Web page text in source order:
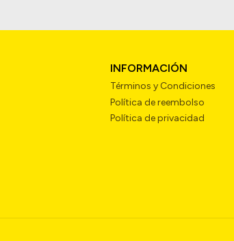
INFORMACIÓN
Términos y Condiciones
Política de reembolso
Política de privacidad